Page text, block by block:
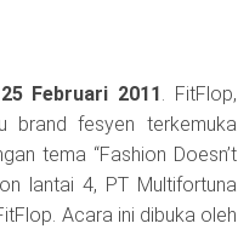
Februari 2011 . FitFlop,
brand fesyen terkemuka
tema “Fashion Doesn’t
lantai 4, PT Multifortuna
Acara ini dibuka oleh